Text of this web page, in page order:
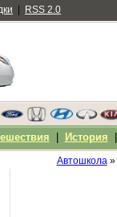
Автошкола»
RSS 2.0
История